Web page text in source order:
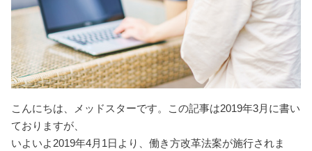
こんにちは、メッドスターです。この記事は2019年3月に書い
ておりますが、
いよいよ2019年4月1日より、働き方改革法案が施行されま